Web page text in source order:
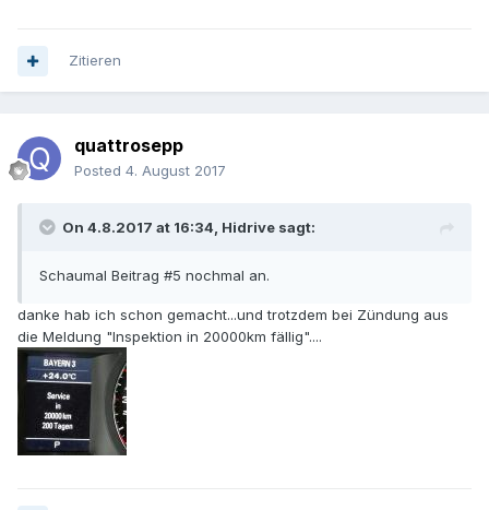
Zitieren
quattrosepp
Posted 4. August 2017
On 4.8.2017 at 16:34, Hidrive sagt:
Schaumal Beitrag #5 nochmal an.
danke hab ich schon gemacht...und trotzdem bei Zündung aus
die Meldung "Inspektion in 20000km fällig"....